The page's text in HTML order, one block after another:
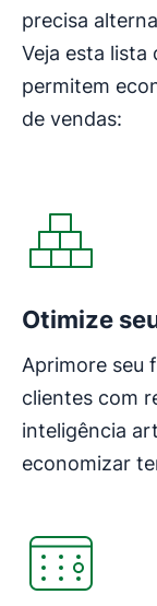
precisa
Veja esta lista
permitem
de vendas:
Otimize
Aprimore seu
clientes com
inteligência
economizar